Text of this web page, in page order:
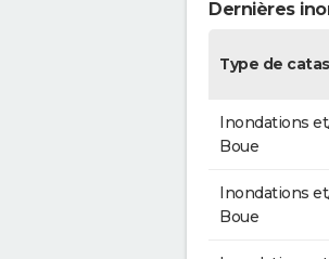
Dernières
Type de
Inondations
Boue
Inondations
Boue